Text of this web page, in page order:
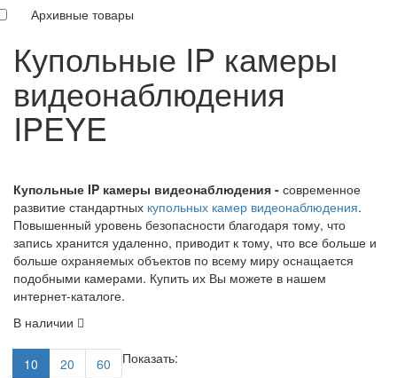
Архивные товары
Купольные IP камеры
видеонаблюдения
IPEYE
Купольные IP камеры видеонаблюдения - современное
развитие стандартных купольных камер видеонаблюдения.
Повышенный уровень безопасности благодаря тому, что
запись хранится удаленно, приводит к тому, что все больше и
больше охраняемых объектов по всему миру оснащается
подобными камерами. Купить их Вы можете в нашем
интернет-каталоге.
В наличии
Показать:
10 20 60